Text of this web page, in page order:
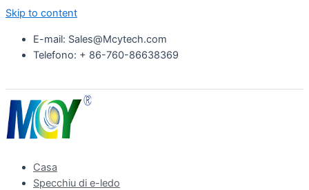
Skip to content
E-mail: Sales@Mcytech.com
Telefono: + 86-760-86638369
Casa
Specchiu di e-ledo